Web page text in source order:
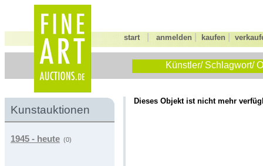
start anmelden kaufen
Künstler/ Schlagwort/
Kunstauktionen
1945 - heute (0)
Dieses Objekt ist nicht mehr